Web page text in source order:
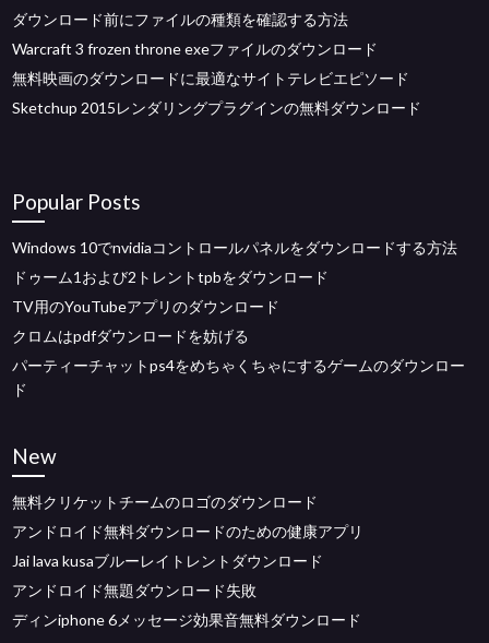
ダウンロード前にファイルの種類を確認する方法
Warcraft 3 frozen throne exeファイルのダウンロード
無料映画のダウンロードに最適なサイトテレビエピソード
Sketchup 2015レンダリングプラグインの無料ダウンロード
Popular Posts
Windows 10でnvidiaコントロールパネルをダウンロードする方法
ドゥーム1および2トレントtpbをダウンロード
TV用のYouTubeアプリのダウンロード
クロムはpdfダウンロードを妨げる
パーティーチャットps4をめちゃくちゃにするゲームのダウンロー
ド
New
無料クリケットチームのロゴのダウンロード
アンドロイド無料ダウンロードのための健康アプリ
Jai lava kusaブルーレイトレントダウンロード
アンドロイド無題ダウンロード失敗
ディンiphone 6メッセージ効果音無料ダウンロード